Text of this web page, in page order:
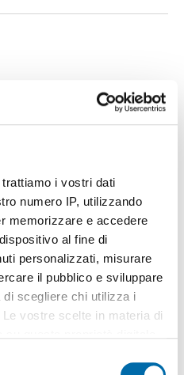
trattiamo i vostri dati
numero IP, utilizzando
memorizzare e accedere
al fine di
personalizzati, misurare
il pubblico e sviluppare
scegliere chi utilizza i
vostre scelte in materia di
67
Paolo Sarpi/Arena